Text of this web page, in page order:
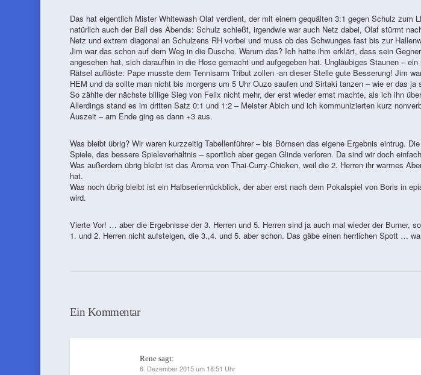
Das hat eigentlich Mister Whitewash Olaf verdient, der mit einem gequälten 3:1 gegen Schulz zum
natürlich auch der Ball des Abends: Schulz schießt, irgendwie war auch Netz dabei, Olaf stürmt
Netz und extrem diagonal an Schulzens RH vorbei und muss ob des Schwunges fast bis zur
Jim war das schon auf dem Weg in die Dusche. Warum das? Ich hatte ihm erklärt, dass sein
angesehen hat, sich daraufhin in die Hose gemacht und aufgegeben hat. Ungläubiges Staunen –
Rätsel auflöste: Pape musste dem Tennisarm Tribut zollen -an dieser Stelle gute Besserung! Jim
HEM und da sollte man nicht bis morgens um 5 Uhr Ouzo saufen und Sirtaki tanzen – wie er das ja
So zählte der nächste billige Sieg von Felix nicht mehr, der erst wieder ernst machte, als ich ihn
Allerdings stand es im dritten Satz 0:1 und 1:2 – Meister Abich und ich kommunizierten kurz
Auszeit – am Ende ging es dann +3 aus.
Was bleibt übrig? Wir waren kurzzeitig Tabellenführer – bis Börnsen das eigene Ergebnis eintrug.
Spiele, das bessere Spieleverhältnis – sportlich aber gegen Glinde verloren. Da sind wir doch
Was außerdem übrig bleibt ist das Aroma von Thai-Curry-Chicken, weil die 2. Herren ihr warmes
hat.
Was noch übrig bleibt ist ein Halbserienrückblick, der aber erst nach dem Pokalspiel von Boris in
wird.
Vierte Vor! … aber die Ergebnisse der 3. Herren und 5. Herren sind ja auch mal wieder der Burner,
1. und 2. Herren nicht aufsteigen, die 3.,4. und 5. aber schon. Das gäbe einen herrlichen Spott …
Ein Kommentar
Rene sagt:
6. Dezember 2015 um 18:51 Uhr